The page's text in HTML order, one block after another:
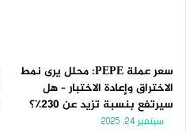
سعر عملة PEPE: محلل يرى نمط
الاختراق وإعادة الاختبار – هل
سيرتفع بنسبة تزيد عن 230٪؟
سبتمبر 24, 2025